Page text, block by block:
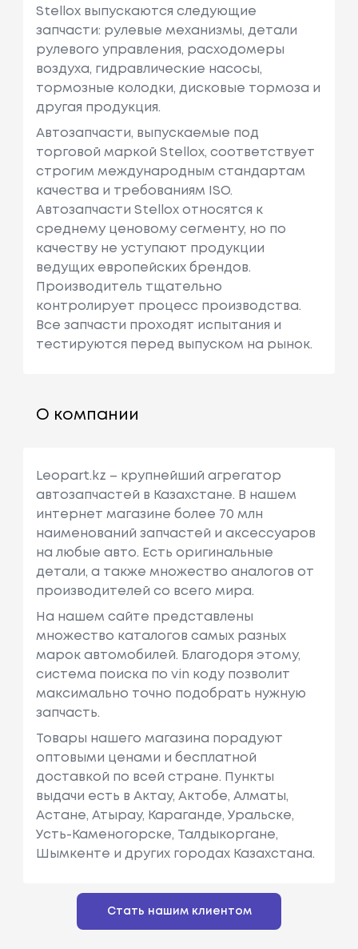
Stellox выпускаются следующие
запчасти: рулевые механизмы, детали
рулевого управления, расходомеры
воздуха, гидравлические насосы,
тормозные колодки, дисковые тормоза и
другая продукция.
Автозапчасти, выпускаемые под
торговой маркой Stellox, соответствует
строгим международным стандартам
качества и требованиям ISO.
Автозапчасти Stellox относятся к
среднему ценовому сегменту, но по
качеству не уступают продукции
ведущих европейских брендов.
Производитель тщательно
контролирует процесс производства.
Все запчасти проходят испытания и
тестируются перед выпуском на рынок.
О компании
Leopart.kz – крупнейший агрегатор
автозапчастей в Казахстане. В нашем
интернет магазине более 70 млн
наименований запчастей и аксессуаров
на любые авто. Есть оригинальные
детали, а также множество аналогов от
производителей со всего мира.
На нашем сайте представлены
множество каталогов самых разных
марок автомобилей. Благодоря этому,
система поиска по vin коду позволит
максимально точно подобрать нужную
запчасть.
Товары нашего магазина порадуют
оптовыми ценами и бесплатной
доставкой по всей стране. Пункты
выдачи есть в Актау, Актобе, Алматы,
Астане, Атырау, Караганде, Уральске,
Усть-Каменогорске, Талдыкоргане,
Шымкенте и других городах Казахстана.
Стать нашим клиентом